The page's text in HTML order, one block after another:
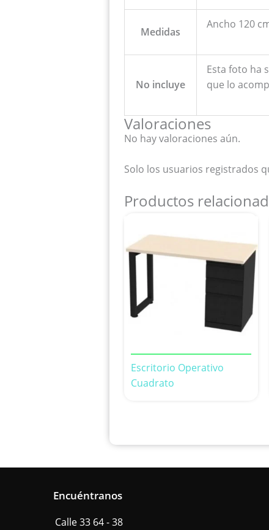
Medidas
Ancho 120
No incluye
Esta foto ha
que lo
Valoraciones
No hay valoraciones aún.
Solo los usuarios registrados
Productos
Escritorio Operativo
Cuadrato
Encuéntranos
Calle 33 64 - 38